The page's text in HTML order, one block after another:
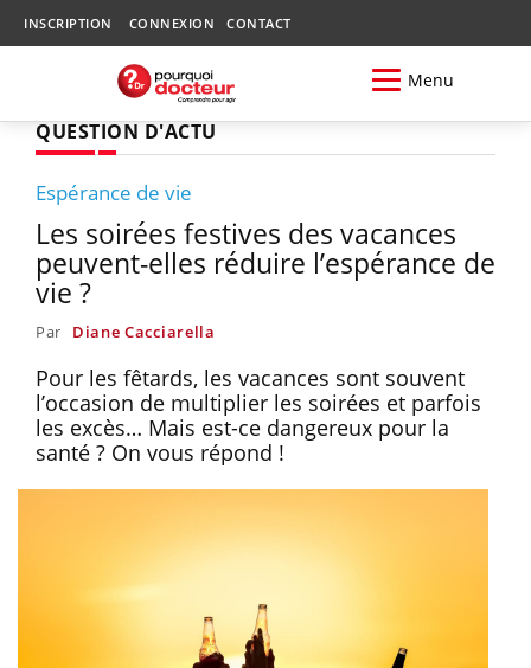
INSCRIPTION CONNEXION CONTACT
Menu
QUESTION D'ACTU
Espérance de vie
Les soirées festives des vacances
peuvent-elles réduire l’espérance de
vie ?
Par Diane Cacciarella
Pour les fêtards, les vacances sont souvent
l’occasion de multiplier les soirées et parfois
les excès… Mais est-ce dangereux pour la
santé ? On vous répond !